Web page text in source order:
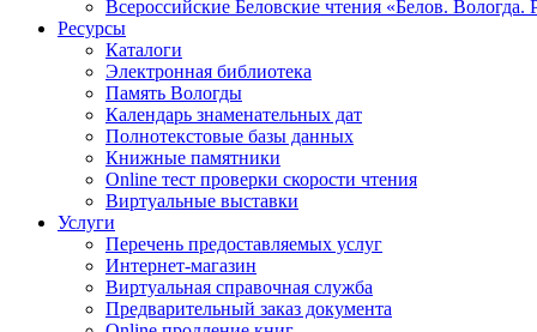
Всероссийские Беловские чтения «Белов. Вологда.
Ресурсы
Каталоги
Электронная библиотека
Память Вологды
Календарь знаменательных дат
Полнотекстовые базы данных
Книжные памятники
Online тест проверки скорости чтения
Виртуальные выставки
Услуги
Перечень предоставляемых услуг
Интернет-магазин
Виртуальная справочная служба
Предварительный заказ документа